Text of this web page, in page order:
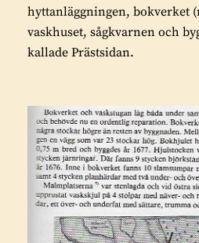
hyttanläggningen, bokverket
vaskhuset, sågkvarnen och
kallade Prästsidan.